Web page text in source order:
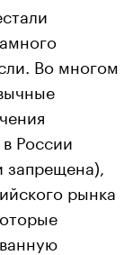
Во многом
России
рынка